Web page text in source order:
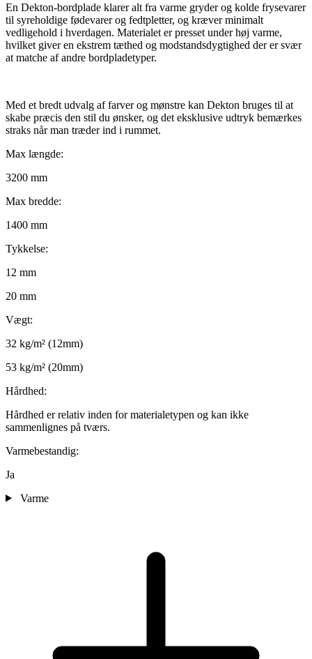
En Dekton-bordplade klarer alt fra varme gryder og kolde frysevarer
til syreholdige fødevarer og fedtpletter, og kræver minimalt
vedligehold i hverdagen. Materialet er presset under høj varme,
hvilket giver en ekstrem tæthed og modstandsdygtighed der er svær
at matche af andre bordpladetyper.
Med et bredt udvalg af farver og mønstre kan Dekton bruges til at
skabe præcis den stil du ønsker, og det eksklusive udtryk bemærkes
straks når man træder ind i rummet.
Max længde:
3200 mm
Max bredde:
1400 mm
Tykkelse:
12 mm
20 mm
Vægt:
32 kg/m² (12mm)
53 kg/m² (20mm)
Hårdhed:
Hårdhed er relativ inden for materialetypen og kan ikke
sammenlignes på tværs.
Varmebestandig:
Ja
Varme